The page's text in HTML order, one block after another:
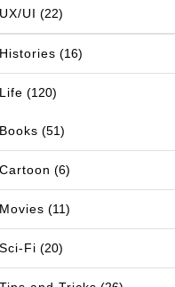
UX/UI (22)
Histories (16)
Life (120)
Books (51)
Cartoon (6)
Movies (11)
Sci-Fi (20)